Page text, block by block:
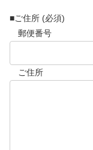
■ご住所 (必須)
郵便番号
ご住所